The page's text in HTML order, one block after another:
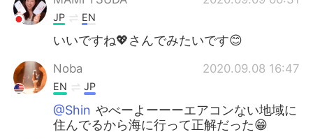
JP EN
いいですね💖さんでみたいです😊
Noba 2020.09.08 16:47
EN JP
@Shin やべーよーーーエアコンない地域に
住んでるから海に行って正解だった😁